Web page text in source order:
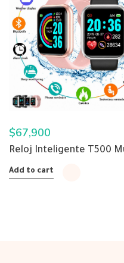
$67,900
Reloj Inteligente T500
Add to cart